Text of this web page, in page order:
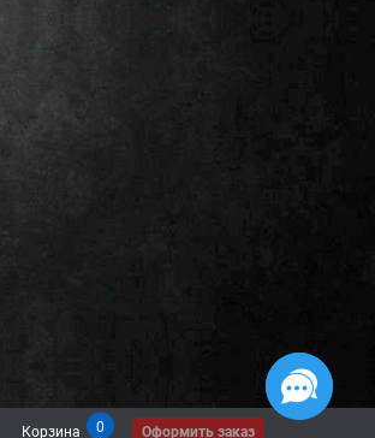
Корзина 0 Оформить заказ